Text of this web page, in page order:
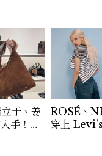
于、姜
手！身
ROSÉ、
穿上